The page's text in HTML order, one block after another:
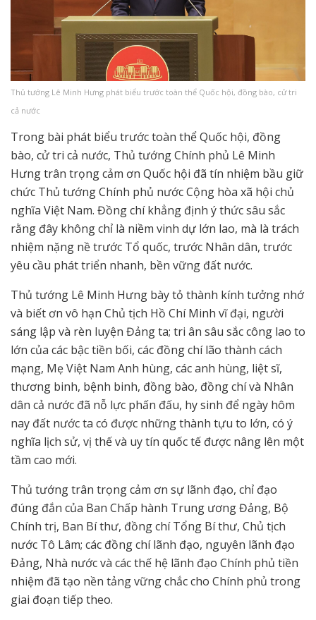
Thủ tướng Lê Minh Hưng phát biểu trước toàn thể Quốc hội, đồng bào, cử tri
cả nước
Trong bài phát biểu trước toàn thể Quốc hội, đồng
bào, cử tri cả nước, Thủ tướng Chính phủ Lê Minh
Hưng trân trọng cảm ơn Quốc hội đã tín nhiệm bầu giữ
chức Thủ tướng Chính phủ nước Cộng hòa xã hội chủ
nghĩa Việt Nam. Đồng chí khẳng định ý thức sâu sắc
rằng đây không chỉ là niềm vinh dự lớn lao, mà là trách
nhiệm nặng nề trước Tổ quốc, trước Nhân dân, trước
yêu cầu phát triển nhanh, bền vững đất nước.
Thủ tướng Lê Minh Hưng bày tỏ thành kính tưởng nhớ
và biết ơn vô hạn Chủ tịch Hồ Chí Minh vĩ đại, người
sáng lập và rèn luyện Đảng ta; tri ân sâu sắc công lao to
lớn của các bậc tiền bối, các đồng chí lão thành cách
mạng, Mẹ Việt Nam Anh hùng, các anh hùng, liệt sĩ,
thương binh, bệnh binh, đồng bào, đồng chí và Nhân
dân cả nước đã nỗ lực phấn đấu, hy sinh để ngày hôm
nay đất nước ta có được những thành tựu to lớn, có ý
nghĩa lịch sử, vị thế và uy tín quốc tế được nâng lên một
tầm cao mới.
Thủ tướng trân trọng cảm ơn sự lãnh đạo, chỉ đạo
đúng đắn của Ban Chấp hành Trung ương Đảng, Bộ
Chính trị, Ban Bí thư, đồng chí Tổng Bí thư, Chủ tịch
nước Tô Lâm; các đồng chí lãnh đạo, nguyên lãnh đạo
Đảng, Nhà nước và các thế hệ lãnh đạo Chính phủ tiền
nhiệm đã tạo nền tảng vững chắc cho Chính phủ trong
giai đoạn tiếp theo.